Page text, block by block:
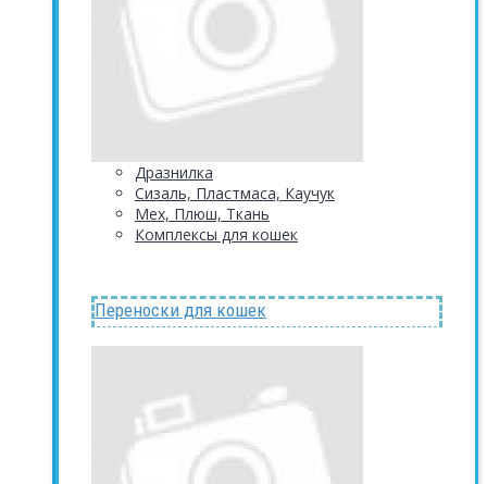
Дразнилка
Сизаль, Пластмаса, Каучук
Мех, Плюш, Ткань
Комплексы для кошек
Переноски для кошек